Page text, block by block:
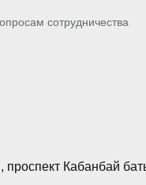
сотрудничества
Кабанбай